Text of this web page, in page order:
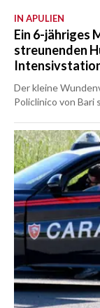
IN APULIEN
Ein 6-jähriges
streunenden
Der kleine
Policlinico von